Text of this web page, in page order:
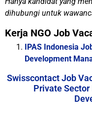
dihubungi untuk
Kerja NGO Job
IPAS Indonesia
Development
Swisscontact Job
Private Sector